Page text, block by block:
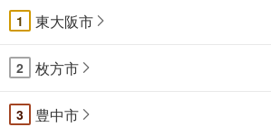
1 東大阪市
2 枚方市
3 豊中市